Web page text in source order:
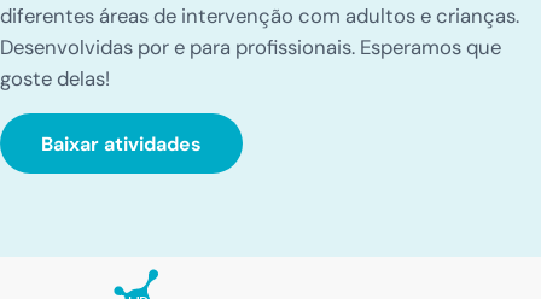
diferentes áreas de intervenção com adultos e crianças.
Desenvolvidas por e para profissionais. Esperamos que
goste delas!
Baixar atividades